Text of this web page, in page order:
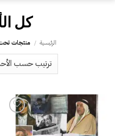
كل
الرئيسية / منتجات
إضافة
إلى
قائمة